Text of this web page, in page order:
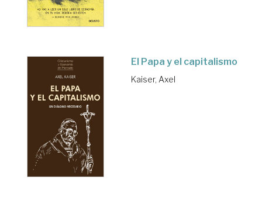
El Papa y el capitalismo
Kaiser, Axel